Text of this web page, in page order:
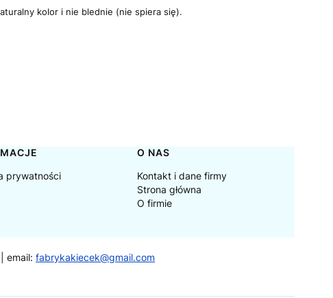
kolor i nie blednie (nie spiera się).
prywatności
O NAS
Kontakt i dane firmy
Strona główna
O firmie
| email: fabrykakiecek@gmail.com